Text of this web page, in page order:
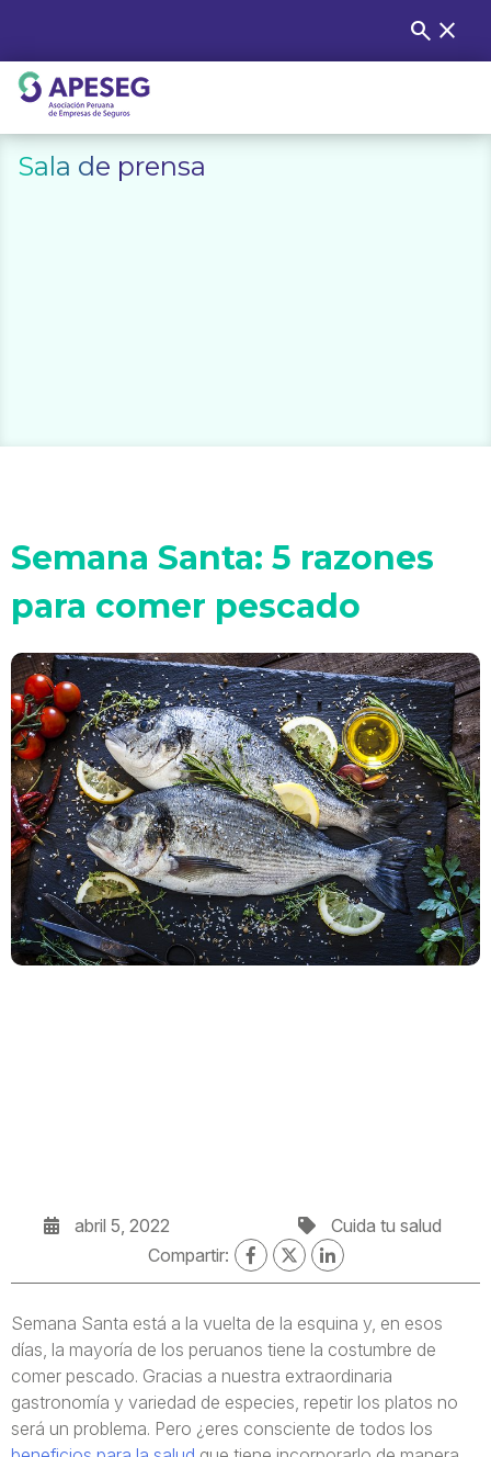
content
Buscar:
search close
APESEG
Sala de prensa
Semana Santa: 5 razones
para comer pescado
abril 5, 2022
Cuida tu salud
Compartir:
Semana Santa está a la vuelta de la esquina y, en esos
días, la mayoría de los peruanos tiene la costumbre de
comer pescado. Gracias a nuestra extraordinaria
gastronomía y variedad de especies, repetir los platos no
será un problema. Pero ¿eres consciente de todos los